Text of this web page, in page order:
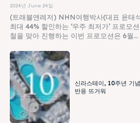
2024년 June 24일
(트래블앤레저) NHN여행박사(대표 윤태
최대 44% 할인하는 ‘우주 최저가’ 프로모
철을 맞아 진행하는 이번 프로모션은 6월...
신라스테이, 10주년 기
반응 뜨거워